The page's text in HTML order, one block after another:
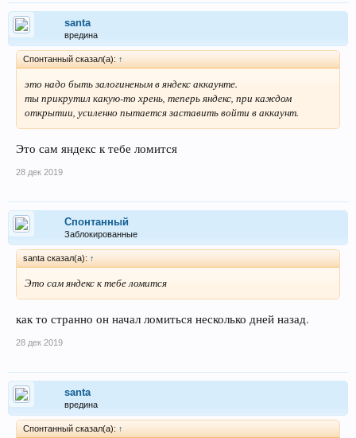
santa
вредина
Спонтанный сказал(а): ↑
это надо быть залогиненым в яндекс аккаунте.
ты прикрутил какую-то хрень, теперь яндекс, при каждом
открытии, усиленно пытается заставить войти в аккаунт.
Это сам яндекс к тебе ломится
28 дек 2019
Спонтанный
Заблокированные
santa сказал(а): ↑
Это сам яндекс к тебе ломится
как то странно он начал ломиться несколько дней назад.
28 дек 2019
santa
вредина
Спонтанный сказал(а): ↑